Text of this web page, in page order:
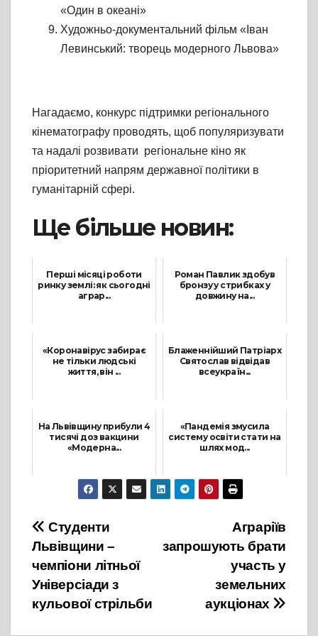
«Один в океані»
Художньо-документальний фільм «Іван
Левинський: творець модерного Львова»
Нагадаємо, конкурс підтримки регіонального
кінематографу проводять, щоб популяризувати
та надалі розвивати регіональне кіно як
пріоритетний напрям державної політики в
гуманітарній сфері.
Ще більше новин:
Перші місяці роботи
ринку землі: як сьогодні
аграр...
Роман Павлик здобув
бронзу у стрибках у
довжину на...
«Коронавірус забирає
не тільки людські
життя, він ...
Блаженнійший Патріарх
Святослав відвідав
всеукраїн...
На Львівщину прибули 4
тисячі доз вакцини
«Модерна...
28 Січня, 2022
«Пандемія змусила
систему освіти стати на
шлях мод...
6 Вересня, 2021
Навігація
записів
Аграріїв
запрошують брати
участь у
земельних
аукціонах
Студенти
Львівщини –
чемпіони літньої
Універсіади з
кульової стрільби